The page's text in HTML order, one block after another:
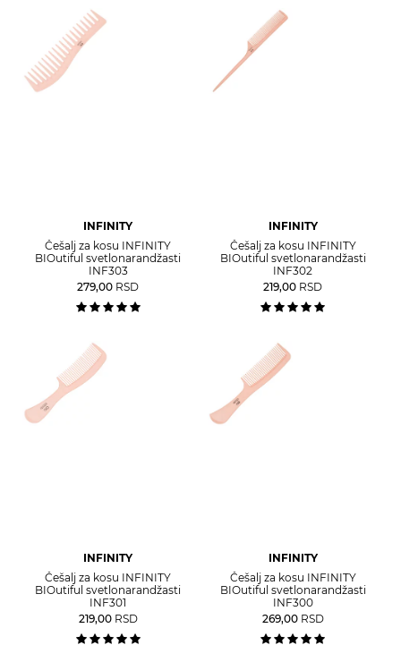
INFINITY
Češalj za kosu INFINITY
BIOutiful svetlonarandžasti
INF303
279,00 RSD
INFINITY
Češalj za kosu INFINITY
BIOutiful svetlonarandžasti
INF302
219,00 RSD
INFINITY
Češalj za kosu INFINITY
BIOutiful svetlonarandžasti
INF301
219,00 RSD
INFINITY
Češalj za kosu INFINITY
BIOutiful svetlonarandžasti
INF300
269,00 RSD